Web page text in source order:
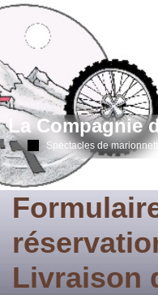
La Compagnie
Spectacles de
Livraison